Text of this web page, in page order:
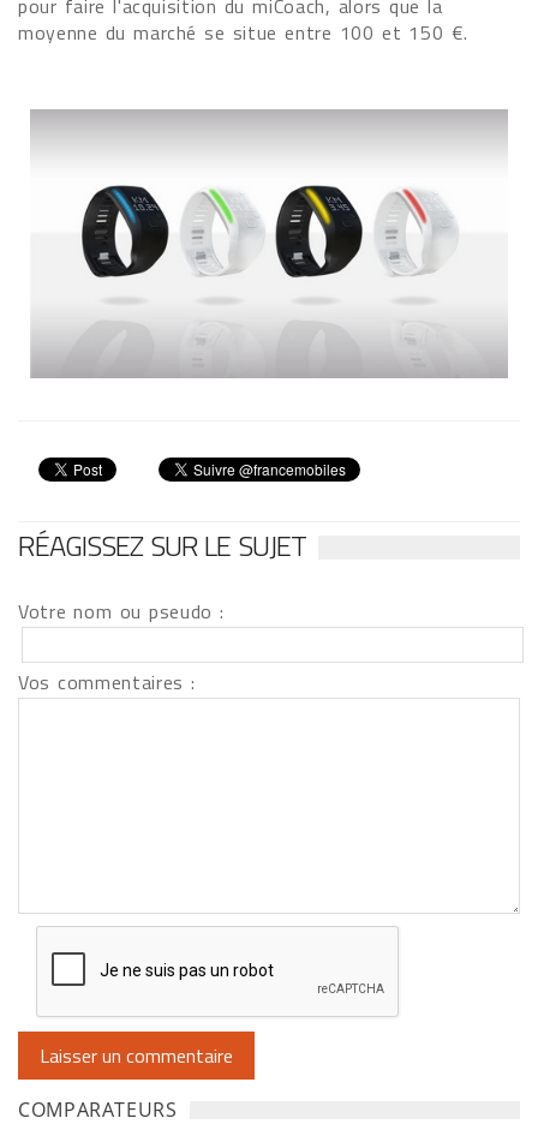
pour faire l'acquisition du miCoach, alors que la
moyenne du marché se situe entre 100 et 150 €.
RÉAGISSEZ SUR LE SUJET
Votre nom ou pseudo :
Vos commentaires :
COMPARATEURS